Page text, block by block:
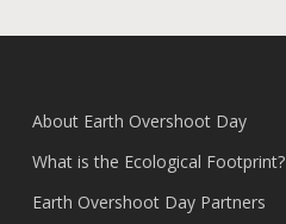
About Earth Overshoot Day
What is the Ecological Footprint?
Earth Overshoot Day Partners